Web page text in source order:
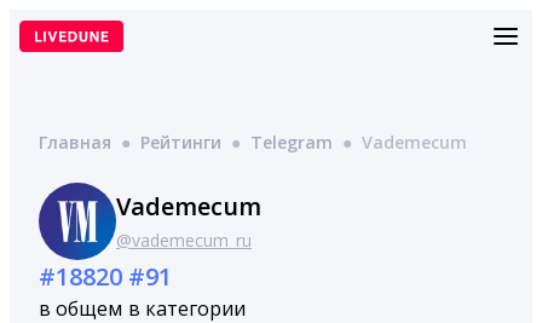
Перейти
Главная ● Рейтинги ● Telegram ● Vademecum
Vademecum
@vademecum_ru
#18820
в общем
#91
в категории